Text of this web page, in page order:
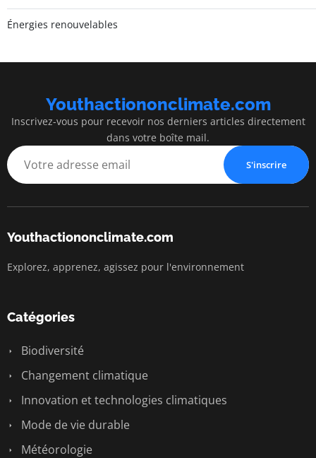
Énergies renouvelables
Youthactiononclimate.com
Inscrivez-vous pour recevoir nos derniers articles directement
dans votre boîte mail.
S'inscrire
Youthactiononclimate.com
Explorez, apprenez, agissez pour l'environnement
Catégories
Biodiversité
Changement climatique
Innovation et technologies climatiques
Mode de vie durable
Météorologie